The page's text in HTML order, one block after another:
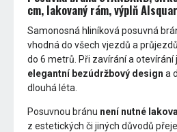
cm, lakovaný rám, výplň
Samonosná hliníková posuvná
vhodná do všech vjezdů a
do 6 metrů. Při zavírání a
elegantní bezúdržbový design a
dlouhá léta.
Posuvnou bránu není nutné
z estetických či jiných důvodů